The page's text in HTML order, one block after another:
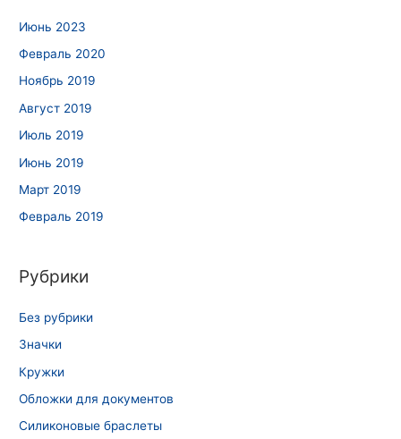
Июнь 2023
Февраль 2020
Ноябрь 2019
Август 2019
Июль 2019
Июнь 2019
Март 2019
Февраль 2019
Рубрики
Без рубрики
Значки
Кружки
Обложки для документов
Силиконовые браслеты